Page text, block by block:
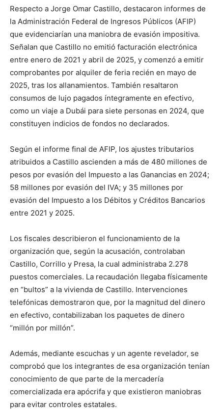
Respecto a Jorge Omar Castillo, destacaron informes de
la Administración Federal de Ingresos Públicos (AFIP)
que evidenciarían una maniobra de evasión impositiva.
Señalan que Castillo no emitió facturación electrónica
entre enero de 2021 y abril de 2025, y comenzó a emitir
comprobantes por alquiler de feria recién en mayo de
2025, tras los allanamientos. También resaltaron
consumos de lujo pagados íntegramente en efectivo,
como un viaje a Dubái para siete personas en 2024, que
constituyen indicios de fondos no declarados.
Según el informe final de AFIP, los ajustes tributarios
atribuidos a Castillo ascienden a más de 480 millones de
pesos por evasión del Impuesto a las Ganancias en 2024;
58 millones por evasión del IVA; y 35 millones por
evasión del Impuesto a los Débitos y Créditos Bancarios
entre 2021 y 2025.
Los fiscales describieron el funcionamiento de la
organización que, según la acusación, controlaban
Castillo, Corrillo y Presa, la cual administraba 2.278
puestos comerciales. La recaudación llegaba físicamente
en “bultos” a la vivienda de Castillo. Intervenciones
telefónicas demostraron que, por la magnitud del dinero
en efectivo, contabilizaban los paquetes de dinero
“millón por millón”.
Además, mediante escuchas y un agente revelador, se
comprobó que los integrantes de esa organización tenían
conocimiento de que parte de la mercadería
comercializada era apócrifa y que existieron maniobras
para evitar controles estatales.